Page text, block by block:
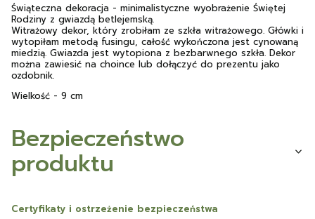
Świąteczna dekoracja - minimalistyczne wyobrażenie Świętej
Rodziny z gwiazdą betlejemską.
Witrażowy dekor, który zrobiłam ze szkła witrażowego. Główki i
wytopiłam metodą fusingu, całość wykończona jest cynowaną
miedzią. Gwiazda jest wytopiona z bezbarwnego szkła. Dekor
można zawiesić na choince lub dołączyć do prezentu jako
ozdobnik.
Wielkość - 9 cm
Bezpieczeństwo
produktu
Certyfikaty i ostrzeżenie bezpieczeństwa